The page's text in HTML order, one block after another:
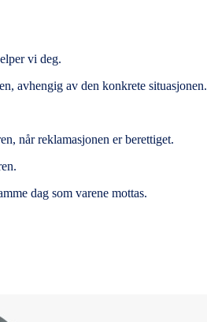
vi deg.
avhengig av den konkrete situasjonen.
når reklamasjonen er berettiget.
dag som varene mottas.